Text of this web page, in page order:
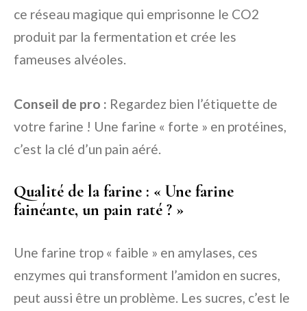
ce réseau magique qui emprisonne le CO2
produit par la fermentation et crée les
fameuses alvéoles.
Conseil de pro : Regardez bien l’étiquette de
votre farine ! Une farine « forte » en protéines,
c’est la clé d’un pain aéré.
Qualité de la farine : « Une farine
fainéante, un pain raté ? »
Une farine trop « faible » en amylases, ces
enzymes qui transforment l’amidon en sucres,
peut aussi être un problème. Les sucres, c’est le